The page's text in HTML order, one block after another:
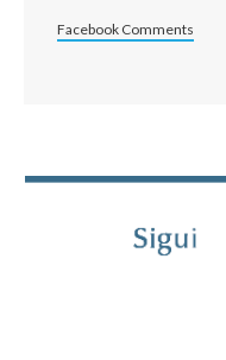
Facebook Comments